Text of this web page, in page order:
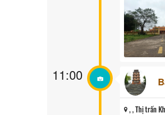
11:00
, , Thị trấn